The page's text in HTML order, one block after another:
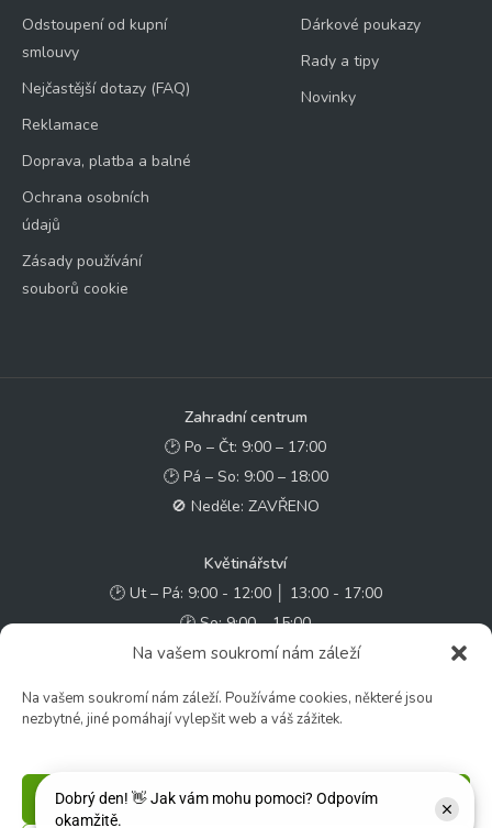
Na vašem soukromí nám záleží
Na vašem soukromí nám záleží. Používáme cookies, některé jsou
nezbytné, jiné pomáhají vylepšit web a váš zážitek.
Příjmout
Odstoupení od kupní
smlouvy
Nejčastější dotazy (FAQ)
Reklamace
Doprava, platba a balné
Ochrana osobních
údajů
Zásady používání
souborů cookie
Dárkové poukazy
Rady a tipy
Novinky
Zahradní centrum
🕑 Po – Čt: 9:00 – 17:00
🕑 Pá – So: 9:00 – 18:00
🚫 Neděle: ZAVŘENO
Květinářství
🕑 Ut – Pá: 9:00 - 12:00 │ 13:00 - 17:00
🕑 So: 9:00 – 15:00
🚫 Ne - Po: ZAVŘENO
Rychlý kontakt:
Sledujte nás: